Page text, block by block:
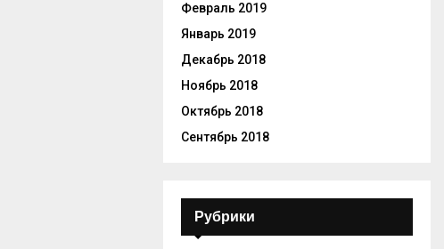
Февраль 2019
Январь 2019
Декабрь 2018
Ноябрь 2018
Октябрь 2018
Сентябрь 2018
Рубрики